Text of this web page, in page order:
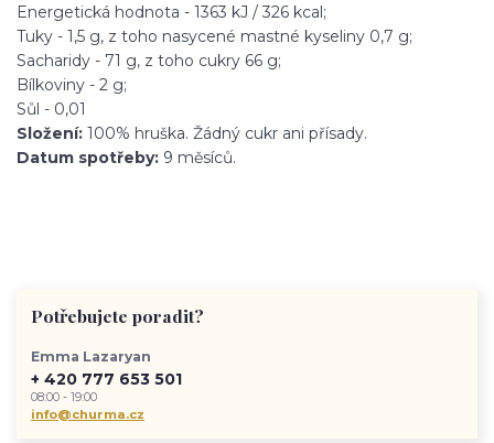
Energetická hodnota - 1363 kJ / 326 kcal;
Tuky - 1,5 g, z toho nasycené mastné kyseliny 0,7 g;
Sacharidy - 71 g, z toho cukry 66 g;
Bílkoviny - 2 g;
Sůl - 0,01
Složení: 100% hruška. Žádný cukr ani přísady.
Datum spotřeby: 9 měsíců.
Potřebujete poradit?
Emma Lazaryan
+ 420 777 653 501
08:00 - 19:00
info@churma.cz